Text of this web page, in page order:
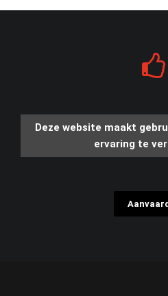
Deze website maakt
ervaring te